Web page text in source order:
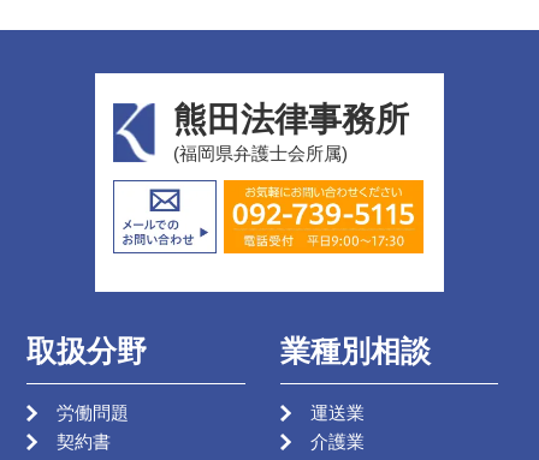
熊田法律事務所
(福岡県弁護士会所属)
取扱分野
労働問題
契約書
業種別相談
運送業
介護業